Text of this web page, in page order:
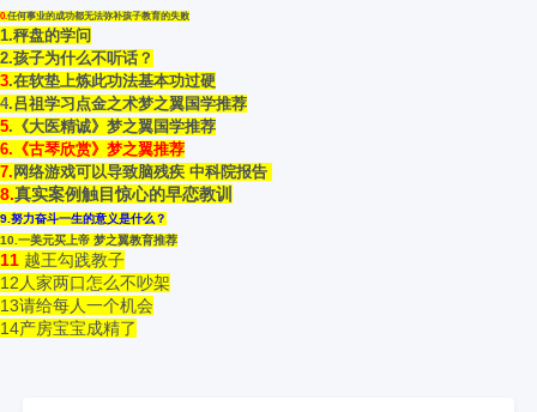
0.任何事业的成功都无法弥补孩子教育的失败
1.秤盘的学问
2.孩子为什么不听话？
3.在软垫上炼此功法基本功过硬
4.吕祖学习点金之术梦之翼国学推荐
5.《大医精诚》梦之翼国学推荐
6.《古琴欣赏》梦之翼推荐
7. 网络游戏可以导致脑残疾 中科院报告
8.真实案例触目惊心的早恋教训
9 .努力奋斗一生的意义是什么？
10.一美元买上帝 梦之翼教育推荐
11 越王勾践教子
1 2人家两口怎么不吵架
13请给每人一个机会
14产房宝宝成精了